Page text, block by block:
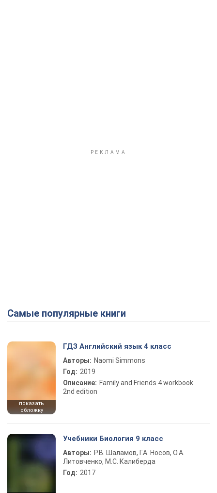
Самые популярные книги
показать
обложку
ГДЗ Английский язык 4 класс
Авторы: Naomi Simmons
Год: 2019
Описание: Family and Friends 4 workbook
2nd edition
Учебники Биология 9 класс
Авторы: Р.В. Шаламов, Г.А. Носов, О.А.
Литовченко, М.С. Калиберда
Год: 2017